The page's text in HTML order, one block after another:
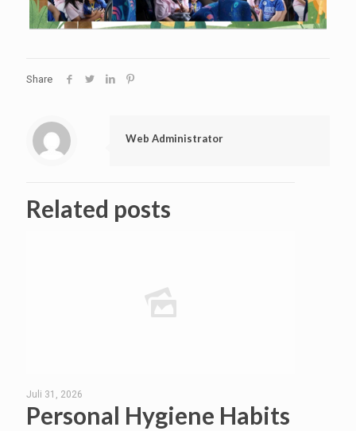
Share
Web Administrator
Related posts
Juli 31, 2026
Personal Hygiene Habits